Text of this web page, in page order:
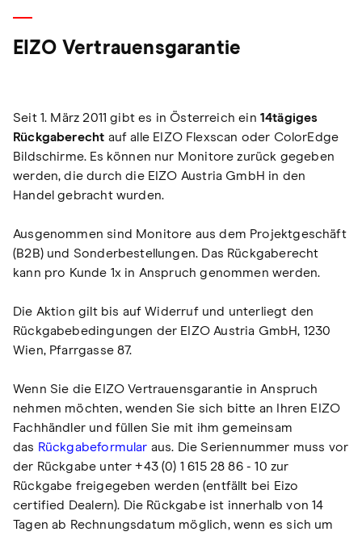
EIZO Vertrauensgarantie
Seit 1. März 2011 gibt es in Österreich ein 14tägiges
Rückgaberecht auf alle EIZO Flexscan oder ColorEdge
Bildschirme. Es können nur Monitore zurück gegeben
werden, die durch die EIZO Austria GmbH in den
Handel gebracht wurden.
Ausgenommen sind Monitore aus dem Projektgeschäft
(B2B) und Sonderbestellungen. Das Rückgaberecht
kann pro Kunde 1x in Anspruch genommen werden.
Die Aktion gilt bis auf Widerruf und unterliegt den
Rückgabebedingungen der EIZO Austria GmbH, 1230
Wien, Pfarrgasse 87.
Wenn Sie die EIZO Vertrauensgarantie in Anspruch
nehmen möchten, wenden Sie sich bitte an Ihren EIZO
Fachhändler und füllen Sie mit ihm gemeinsam
das Rückgabeformular aus. Die Seriennummer muss vor
der Rückgabe unter +43 (0) 1 615 28 86 - 10 zur
Rückgabe freigegeben werden (entfällt bei Eizo
certified Dealern). Die Rückgabe ist innerhalb von 14
Tagen ab Rechnungsdatum möglich, wenn es sich um